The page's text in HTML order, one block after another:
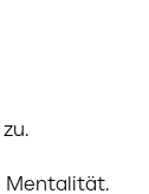
Mentalität.